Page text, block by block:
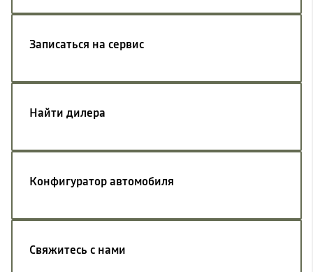
Записаться на сервис
Найти дилера
Конфигуратор автомобиля
Свяжитесь с нами